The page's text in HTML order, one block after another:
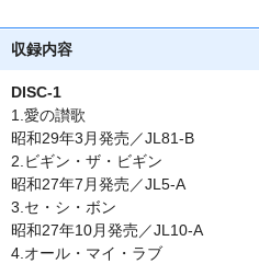
収録内容
DISC-1
1.愛の讃歌
昭和29年3月発売／JL81-B
2.ビギン・ザ・ビギン
昭和27年7月発売／JL5-A
3.セ・シ・ボン
昭和27年10月発売／JL10-A
4.オール・マイ・ラブ